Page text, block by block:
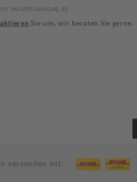
MOVES SANDAL 85
Sie uns, wir beraten Sie gerne.
versenden mit: